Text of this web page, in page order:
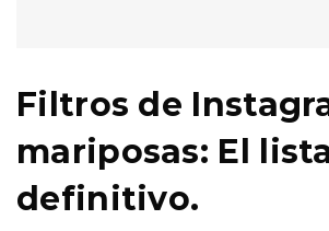
Filtros de
mariposas: El
definitivo.